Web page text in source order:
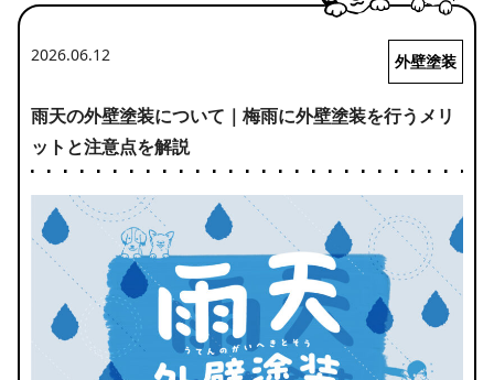
2026.06.12 外壁塗装
雨天の外壁塗装について｜梅雨に外壁塗装を行うメリ
ットと注意点を解説